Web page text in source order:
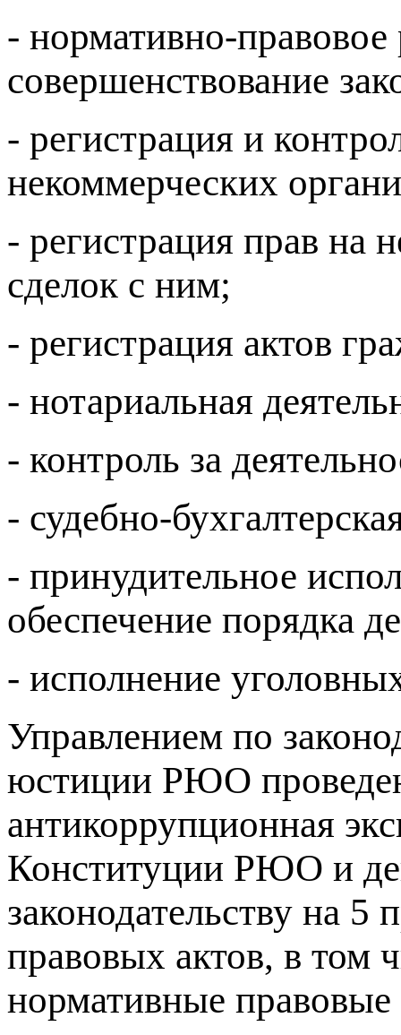
- нормативно-правовое
совершенствование
- регистрация и
некоммерческих
- регистрация прав на
сделок с ним;
- регистрация актов
- нотариальная
- контроль за
- судебно-
- принудительное
обеспечение порядка
- исполнение
Управлением по
юстиции РЮО
антикоррупционная
Конституции РЮО и
законодательству на 5
правовых актов, в том
нормативные правовые